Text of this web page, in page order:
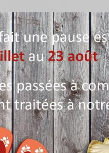
Thé Calandre
ACC51
€ TTC